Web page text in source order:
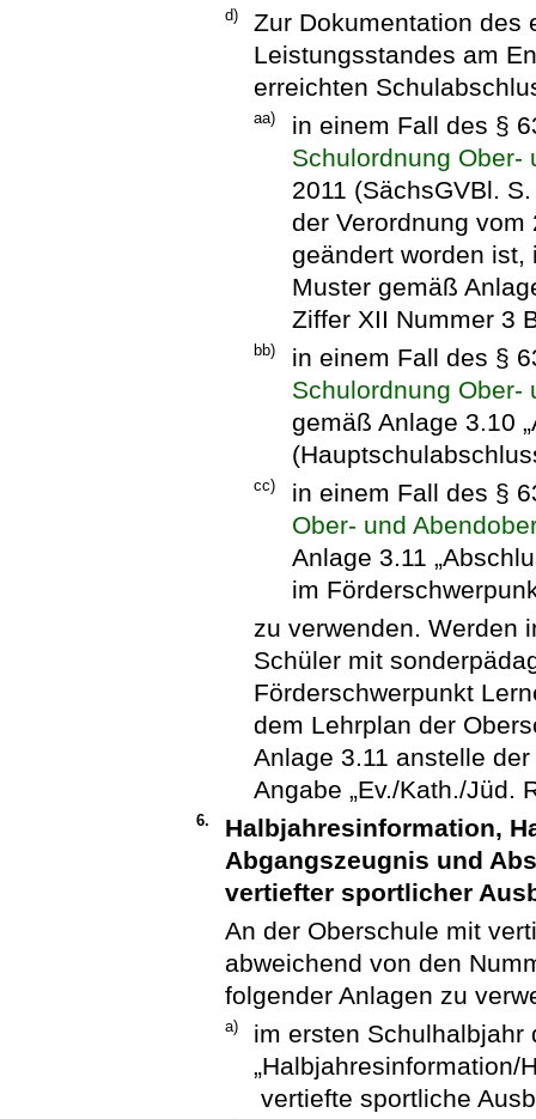
d)
Zur Dokumentation des
Leistungsstandes am
erreichten
aa)
in einem Fall des §
Schulordnung Ober-
2011 (SächsGVBl.
der Verordnung
geändert worden
Muster gemäß
Ziffer XII Nummer 3
bb)
in einem Fall des §
Schulordnung Ober-
gemäß Anlage 3.10
cc)
in einem Fall des §
Ober- und
Anlage 3.11
im
zu verwenden. Werden
Schüler mit
Förderschwerpunkt
dem Lehrplan der
Anlage 3.11 anstelle der
Angabe „Ev./Kath./Jüd.
6.
Halbjahresinformation,
Abgangszeugnis und
vertiefter sportlicher
An der Oberschule mit
abweichend von den
folgender Anlagen zu
a)
im ersten Schulhalbjahr
„Halbjahresinformation/
vertiefte sportliche